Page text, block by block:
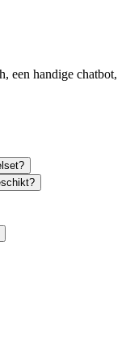
een handige chatbot,